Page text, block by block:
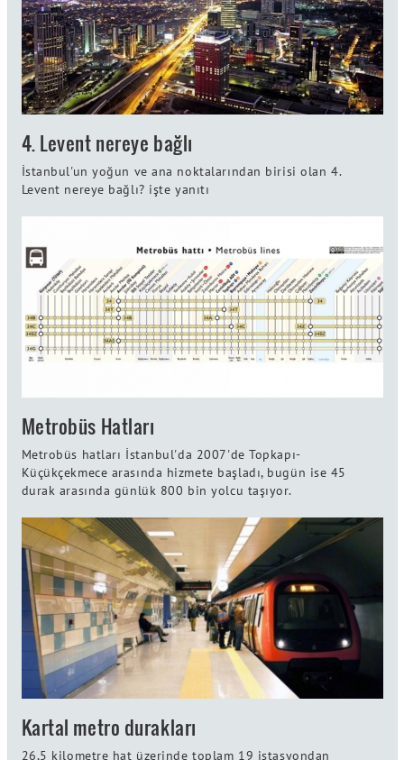
4. Levent nereye bağlı
İstanbul'un yoğun ve ana noktalarından birisi olan 4.
Levent nereye bağlı? işte yanıtı
Metrobüs Hatları
Metrobüs hatları İstanbul'da 2007'de Topkapı-
Küçükçekmece arasında hizmete başladı, bugün ise 45
durak arasında günlük 800 bin yolcu taşıyor.
Kartal metro durakları
26,5 kilometre hat üzerinde toplam 19 istasyondan